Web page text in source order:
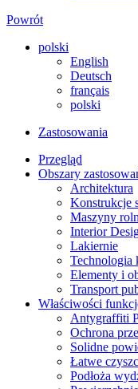
Powrót
polski
English
Deutsch
français
polski
Zastosowania
Przegląd
Obszary
Architektura
Konstrukcje
Maszyny
Interior
Lakiernie
Technologia
Elementy i
Transport
Właściwości
Antygraffiti
Ochrona
Solidne
Łatwe
Podłoża